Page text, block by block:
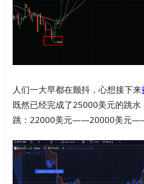
人们一大早都在颤抖，心想接下来
既然已经完成了25000美元的跳水
跳：22000美元——20000美元